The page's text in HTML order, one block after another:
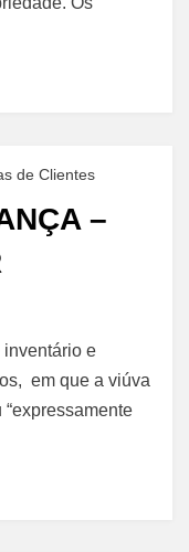
de Clientes
–
inventário e
em que a viúva